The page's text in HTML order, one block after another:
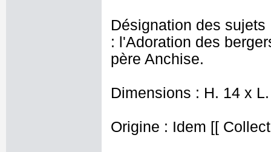
Désignation des
: l'Adoration des
père Anchise.
Dimensions : H. 14 x
Origine : Idem [[